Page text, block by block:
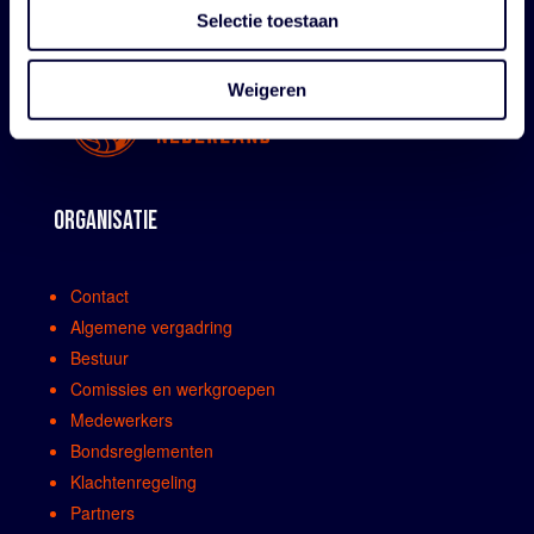
Selectie toestaan
Weigeren
ORGANISATIE
Contact
Algemene vergadring
Bestuur
Comissies en werkgroepen
Medewerkers
Bondsreglementen
Klachtenregeling
Partners